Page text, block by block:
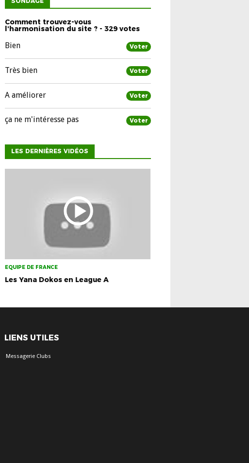
Comment trouvez-vous
l'harmonisation du site ? - 329 votes
Bien Voter
Très bien Voter
A améliorer Voter
ça ne m'intéresse pas Voter
LES DERNIÈRES VIDÉOS
EQUIPE DE FRANCE
Les Yana Dokos en League A
LIENS UTILES
Messagerie Clubs